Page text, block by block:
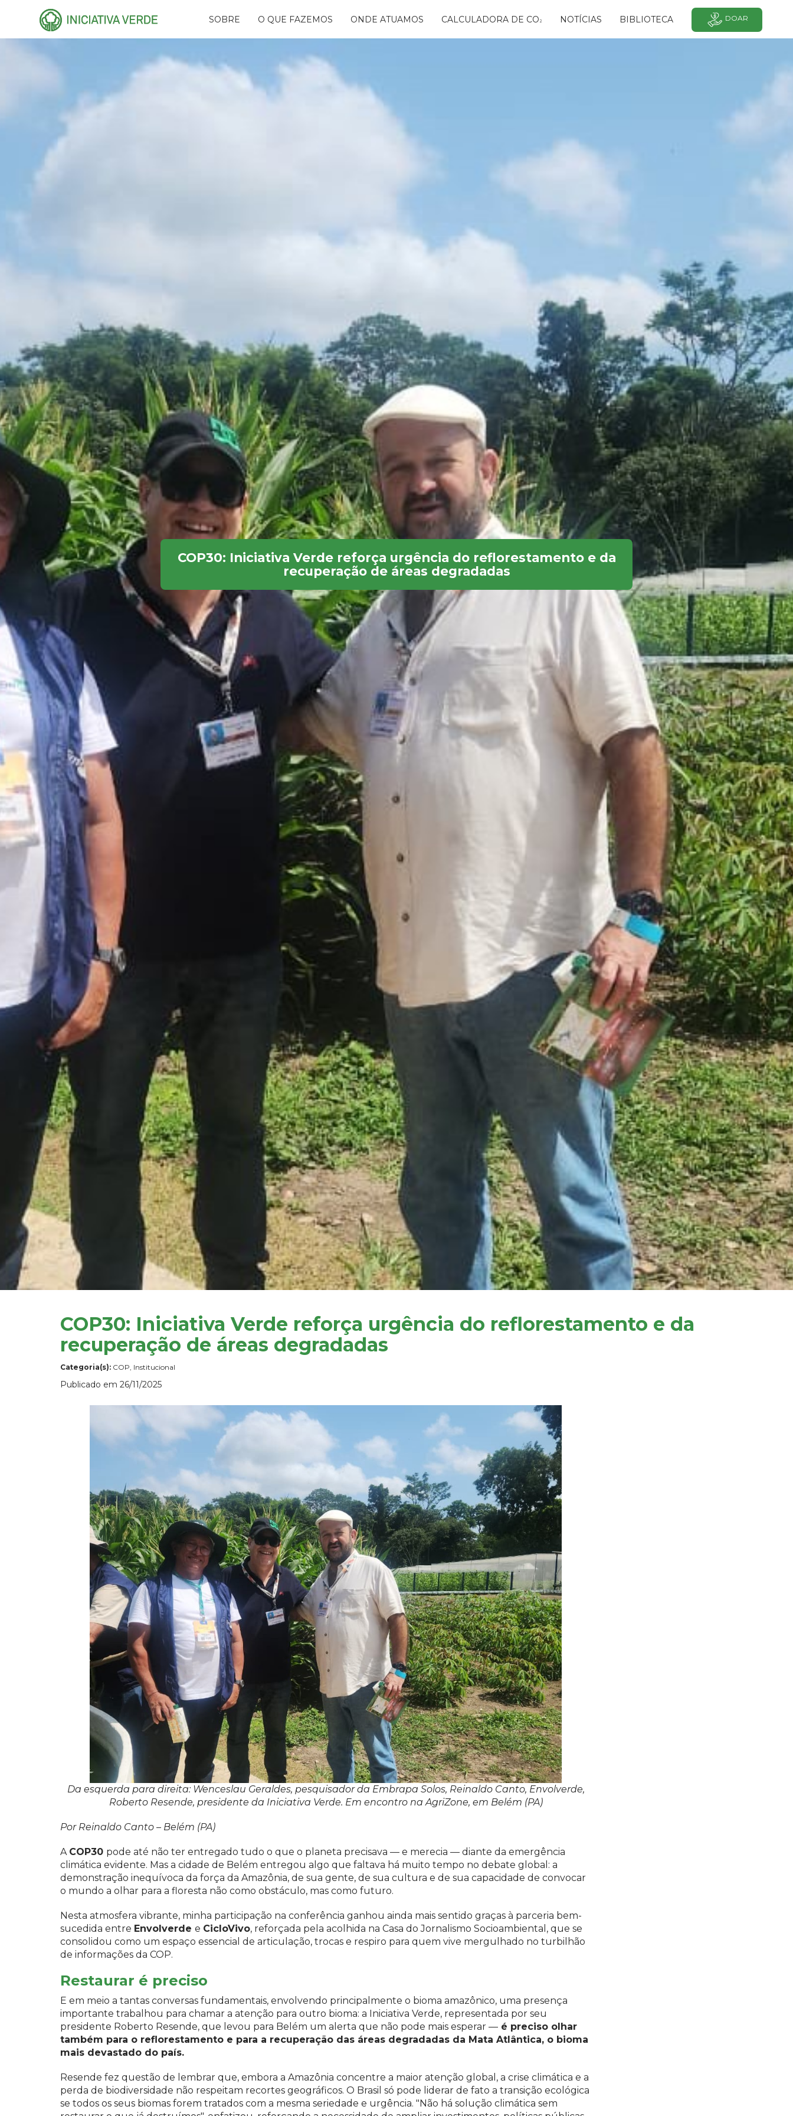
SOBRE
EQUIPE
O QUE FAZEMOS
PLANTANDO ÁGUAS
CARBON FREE
AMIGO DA FLORESTA
ONDE ATUAMOS CALCULADORA DE CO² NOTÍCIAS BIBLIOTECA DOAR
COP30: Iniciativa Verde reforça urgência do reflorestamento e da
recuperação de áreas degradadas
COP30: Iniciativa Verde reforça urgência do reflorestamento e da
recuperação de áreas degradadas
Categoria(s): COP, Institucional
Publicado em 26/11/2025
Da esquerda para direita: Wenceslau Geraldes, pesquisador da Embrapa Solos, Reinaldo Canto, Envolverde,
Roberto Resende, presidente da Iniciativa Verde. Em encontro na AgriZone, em Belém (PA)
Por Reinaldo Canto – Belém (PA)
A COP30 pode até não ter entregado tudo o que o planeta precisava — e merecia — diante da emergência
climática evidente. Mas a cidade de Belém entregou algo que faltava há muito tempo no debate global: a
demonstração inequívoca da força da Amazônia, de sua gente, de sua cultura e de sua capacidade de convocar
o mundo a olhar para a floresta não como obstáculo, mas como futuro.
Nesta atmosfera vibrante, minha participação na conferência ganhou ainda mais sentido graças à parceria bem-
sucedida entre Envolverde e CicloVivo, reforçada pela acolhida na Casa do Jornalismo Socioambiental, que se
consolidou como um espaço essencial de articulação, trocas e respiro para quem vive mergulhado no turbilhão
de informações da COP.
Restaurar é preciso
E em meio a tantas conversas fundamentais, envolvendo principalmente o bioma amazônico, uma presença
importante trabalhou para chamar a atenção para outro bioma: a Iniciativa Verde, representada por seu
presidente Roberto Resende, que levou para Belém um alerta que não pode mais esperar — é preciso olhar
também para o reflorestamento e para a recuperação das áreas degradadas da Mata Atlântica, o bioma
mais devastado do país.
Resende fez questão de lembrar que, embora a Amazônia concentre a maior atenção global, a crise climática e a
perda de biodiversidade não respeitam recortes geográficos. O Brasil só pode liderar de fato a transição ecológica
se todos os seus biomas forem tratados com a mesma seriedade e urgência. "Não há solução climática sem